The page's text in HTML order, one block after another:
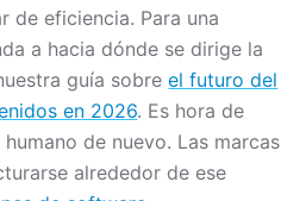
de eficiencia. Para una
a hacia dónde se dirige la
guía sobreel futuro del
en 2026. Es hora de
de nuevo. Las marcas
alrededor de ese